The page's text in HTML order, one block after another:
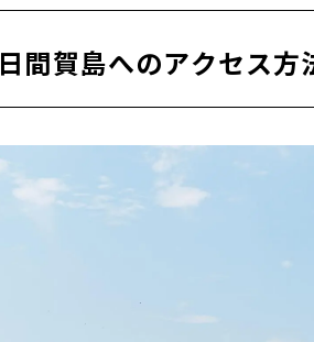
日間賀島へのアクセス方